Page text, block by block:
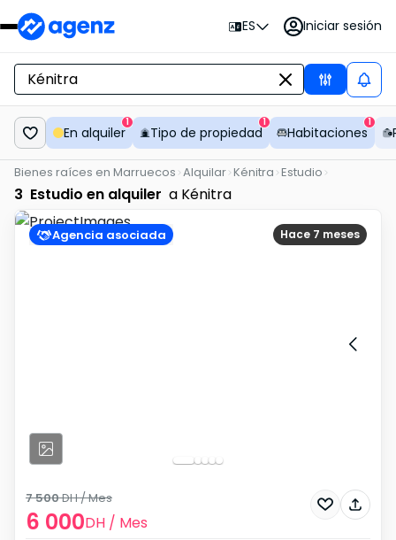
ES Iniciar sesión
En alquiler
1
Tipo de propiedad
1
Habitaciones
1
Bienes raíces en Marruecos Alquilar Kénitra Estudio
3 Estudio en alquiler a Kénitra
Hace 7 meses
Agencia asociada
6 000DH / Mes
7 500DH/ Mes